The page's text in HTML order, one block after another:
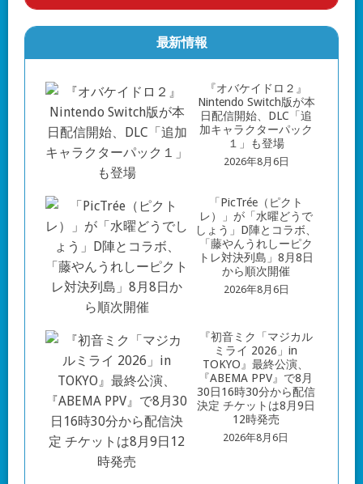
最新情報
『オバケイドロ２』
Nintendo Switch版が本
日配信開始、DLC「追
加キャラクターパック
１」も登場
2026年8月6日
「PicTrée（ピクト
レ）」が「水曜どうで
しょう」D陣とコラボ、
「藤やんうれしーピク
トレ対決列島」8月8日
から順次開催
2026年8月6日
『初音ミク「マジカル
ミライ 2026」in
TOKYO』最終公演、
『ABEMA PPV』で8月
30日16時30分から配信
決定 チケットは8月9日
12時発売
2026年8月6日